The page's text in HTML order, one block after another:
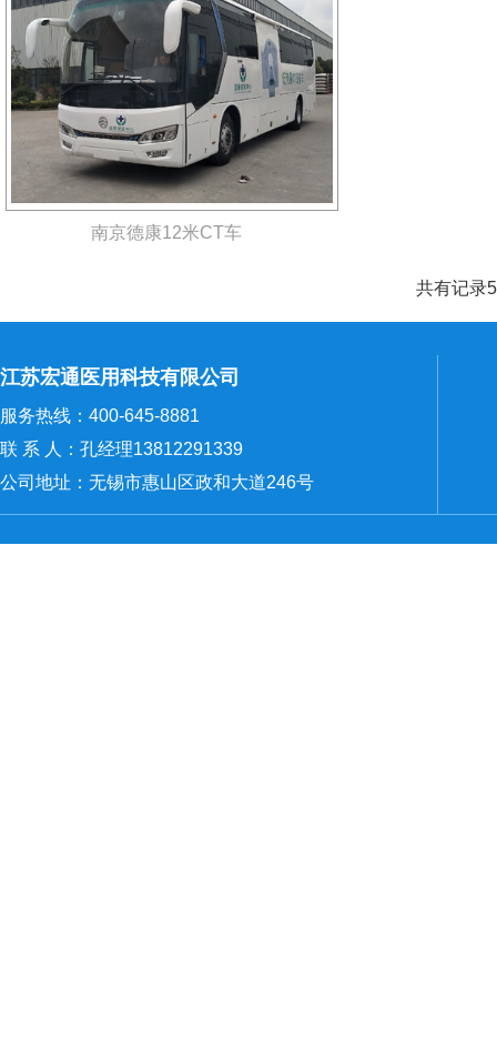
南京德康12米CT车
共有记
江苏宏通医用科技有限公司
服务热线：400-645-8881
联 系 人：孔经理13812291339
公司地址：无锡市惠山区政和大道246号